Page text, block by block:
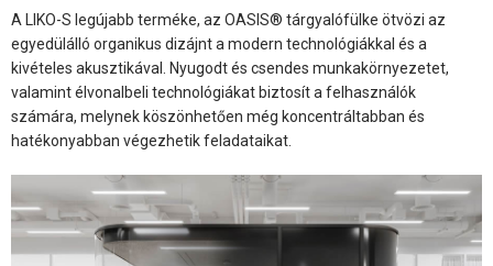
A LIKO-S legújabb terméke, az OASIS® tárgyalófülke ötvözi az
egyedülálló organikus dizájnt a modern technológiákkal és a
kivételes akusztikával. Nyugodt és csendes munkakörnyezetet,
valamint élvonalbeli technológiákat biztosít a felhasználók
számára, melynek köszönhetően még koncentráltabban és
hatékonyabban végezhetik feladataikat.